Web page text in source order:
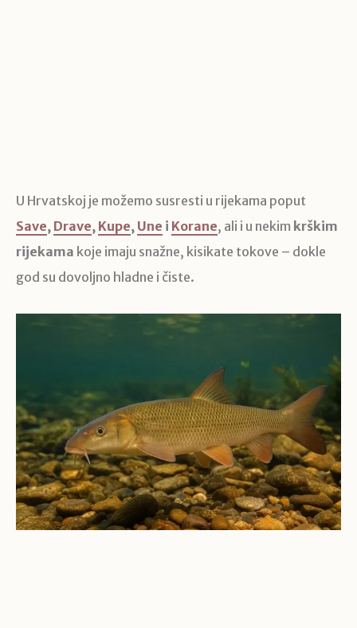
U Hrvatskoj je možemo susresti u rijekama poput
Save, Drave, Kupe, Une i Korane, ali i u nekim krškim
rijekama koje imaju snažne, kisikate tokove – dokle
god su dovoljno hladne i čiste.